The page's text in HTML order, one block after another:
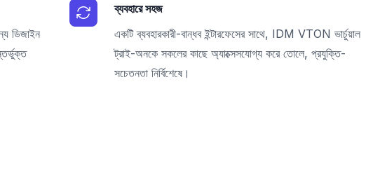
ডিজাইন
ব্যবহারে সহজ
একটি ব্যবহারকারী-বান্ধব ইন্টারফেসের সাথে, IDM VTON ভার্চুয়াল
ট্রাই-অনকে সকলের কাছে অ্যাক্সেসযোগ্য করে তোলে, প্রযুক্তি-
সচেতনতা নির্বিশেষে।